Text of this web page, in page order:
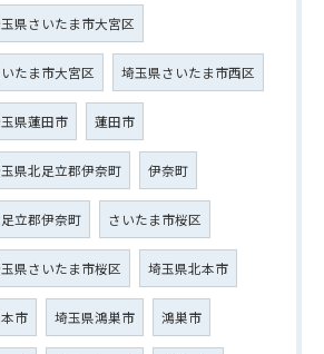
県さいたま市大宮区
たま市大宮区 埼玉県さいたま市西区
県蓮田市 蓮田市
県北足立郡伊奈町 伊奈町
立郡伊奈町 さいたま市桜区
県さいたま市桜区 埼玉県北本市
市 埼玉県鴻巣市 鴻巣市